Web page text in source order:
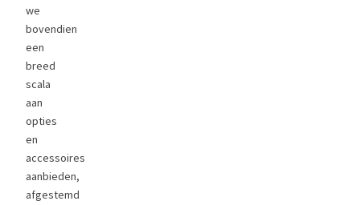
we
bovendien
een
breed
scala
aan
opties
en
accessoires
aanbieden,
afgestemd